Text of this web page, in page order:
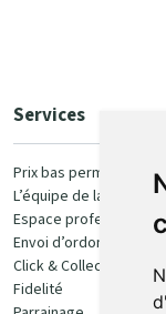
Services
Prix bas permanent
L’équipe de la
Espace professionnel
Envoi d’ordonnance
Click & Collect
Fidelité